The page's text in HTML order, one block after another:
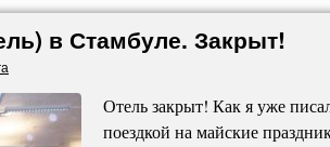
в Стамбуле. Закрыт!
Отель закрыт! Как я уже
поездкой на майские